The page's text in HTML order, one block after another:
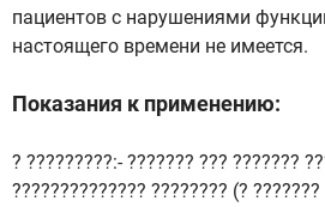
пациентов с нарушениями
настоящего времени не имеется.
Показания к применению:
? ?????????:- ??????? ??? ???????
?????????????? ???????? (?